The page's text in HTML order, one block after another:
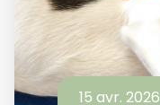
15 avr. 2026